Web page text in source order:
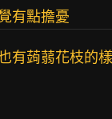
有點擔憂
有蒟蒻花枝的